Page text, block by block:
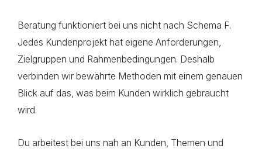
Beratung funktioniert bei uns nicht nach Schema F.
Jedes Kundenprojekt hat eigene Anforderungen,
Zielgruppen und Rahmenbedingungen. Deshalb
verbinden wir bewährte Methoden mit einem genauen
Blick auf das, was beim Kunden wirklich gebraucht
wird.
Du arbeitest bei uns nah an Kunden, Themen und